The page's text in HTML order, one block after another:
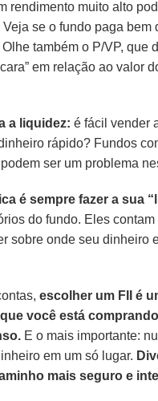
rendimento muito alto
se o fundo paga bem
também o P/VP, que
em relação ao valor
a liquidez: é fácil vender
rápido? Fundos
ser um problema
é sempre fazer a sua
do fundo. Eles
sobre onde seu dinheiro
escolher um FII é
você está
E o mais importante:
em um só lugar.
mais seguro e